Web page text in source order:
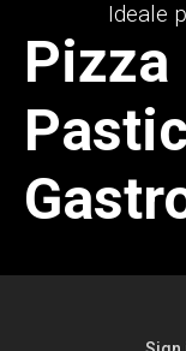
Ideale